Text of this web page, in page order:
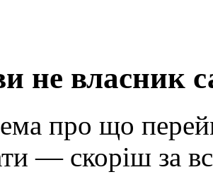
не власник
про що
— скоріш за